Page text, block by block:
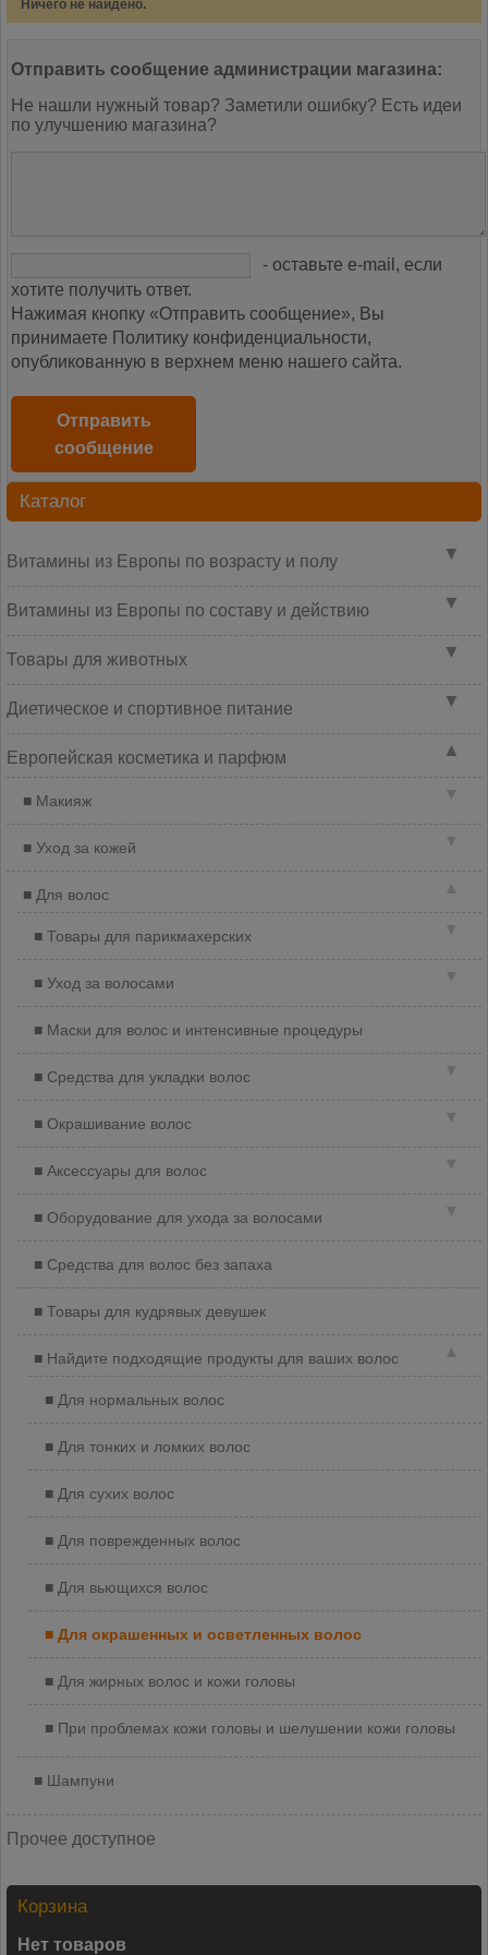
Каталог
▼
Витамины из Европы по возрасту и полу
▼
Витамины из Европы по составу и действию
▼
Товары для животных
▼
Диетическое и спортивное питание
▲
Европейская косметика и парфюм
▼
Макияж
▼
Уход за кожей
▲
Для волос
▼
Товары для парикмахерских
▼
Уход за волосами
Маски для волос и интенсивные процедуры
▼
Средства для укладки волос
▼
Окрашивание волос
▼
Аксессуары для волос
▼
Оборудование для ухода за волосами
Средства для волос без запаха
Товары для кудрявых девушек
▲
Найдите подходящие продукты для ваших волос
Для нормальных волос
Для тонких и ломких волос
Для сухих волос
Для поврежденных волос
Для вьющихся волос
Для окрашенных и осветленных волос
Для жирных волос и кожи головы
При проблемах кожи головы и шелушении кожи головы
Шампуни
Прочее доступное
Корзина
Нет товаров
Ничего не найдено.
Отправить сообщение администрации магазина:
Не нашли нужный товар? Заметили ошибку? Есть идеи
по улучшению магазина?
- оставьте e-mail, если
хотите получить ответ.
Нажимая кнопку «Отправить сообщение», Вы
принимаете Политику конфиденциальности,
опубликованную в верхнем меню нашего сайта.
Отправить
сообщение